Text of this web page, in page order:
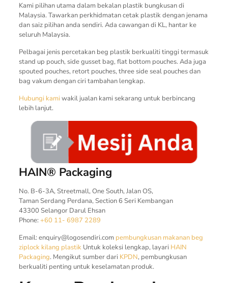
Kami pilihan utama dalam bekalan plastik bungkusan di
Malaysia. Tawarkan perkhidmatan cetak plastik dengan jenama
dan saiz pilihan anda sendiri. Ada cawangan di KL, hantar ke
seluruh Malaysia.
Pelbagai jenis percetakan beg plastik berkualiti tinggi termasuk
stand up pouch, side gusset bag, flat bottom pouches. Ada juga
spouted pouches, retort pouches, three side seal pouches dan
bag vakum dengan ciri tambahan lengkap.
Hubungi kamiwakil jualan kami sekarang untuk berbincang
lebih lanjut.
HAIN® Packaging
No. B-6-3A, Streetmall, One South, Jalan OS,
Taman Serdang Perdana, Section 6 Seri Kembangan
43300 Selangor Darul Ehsan
Phone: +60 11- 6987 2289
Email: enquiry@logosendiri.com pembungkusan makanan beg
ziplock kilang plastikUntuk koleksi lengkap, layari HAIN
Packaging. Mengikut sumber dari KPDN, pembungkusan
berkualiti penting untuk keselamatan produk.